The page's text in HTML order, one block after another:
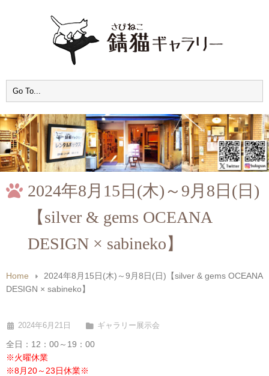
Home
2024年8月15日(木)～9月8日(日)【silver & gems OCEANA
DESIGN × sabineko】
2024年8月15日(木)～9月8日(日)
【silver & gems OCEANA
DESIGN × sabineko】
2024年6月21日 ギャラリー展示会
全日：12：00～19：00
※火曜休業
※8月20～23日休業※